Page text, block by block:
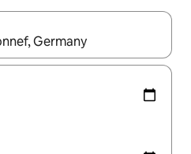
zijn, maak je een keuze